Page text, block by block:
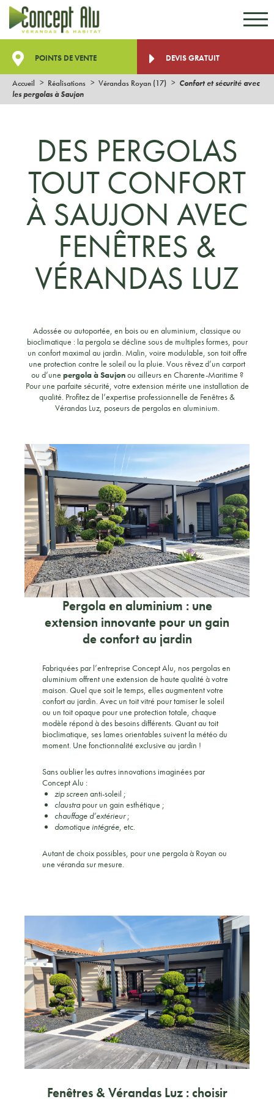
POINTS DE VENTE DEVIS GRATUIT
Accueil Réalisations Vérandas Royan (17)
Confort et sécurité avec
les pergolas à Saujon
DES PERGOLAS
TOUT CONFORT
À SAUJON AVEC
FENÊTRES &
VÉRANDAS LUZ
Adossée ou autoportée, en bois ou en aluminium, classique ou
bioclimatique : la pergola se décline sous de multiples formes, pour
un confort maximal au jardin. Malin, voire modulable, son toit offre
une protection contre le soleil ou la pluie. Vous rêvez d’un carport
ou d’une pergola à Saujonou ailleurs en Charente-Maritime ?
Pour une parfaite sécurité, votre extension mérite une installation de
qualité. Profitez de l’expertise professionnelle de Fenêtres &
Vérandas Luz, poseurs de pergolas en aluminium.
Pergola en aluminium : une
extension innovante pour un gain
de confort au jardin
Fabriquées par l’entreprise Concept Alu, nos pergolas en
aluminium offrent une extension de haute qualité à votre
maison. Quel que soit le temps, elles augmentent votre
confort au jardin. Avec un toit vitré pour tamiser le soleil
ou un toit opaque pour une protection totale, chaque
modèle répond à des besoins différents. Quant au toit
bioclimatique, ses lames orientables suivent la météo du
moment. Une fonctionnalité exclusive au jardin !
Sans oublier les autres innovations imaginées par
Concept Alu :
zip screenanti-soleil ;
claustra pour un gain esthétique ;
chauffage d’extérieur;
domotique intégrée, etc.
Autant de choix possibles, pour une pergola à Royan ou
une véranda sur mesure.
Fenêtres & Vérandas Luz : choisir